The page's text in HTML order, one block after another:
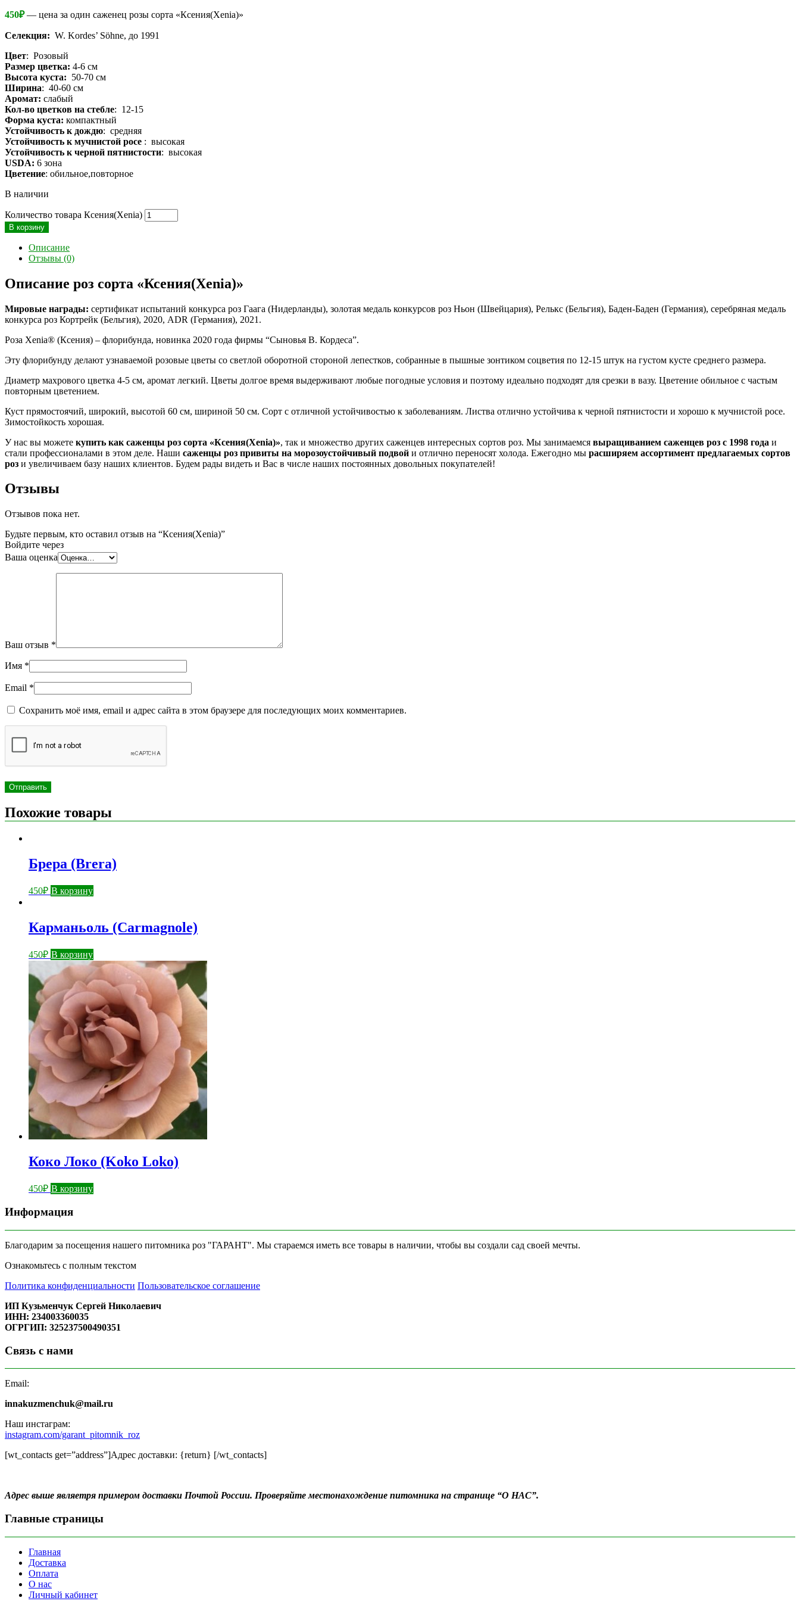
450₽— цена за один саженец розы сорта «Ксения(Xenia)»
Селекция: W. Kordes’ Söhne, до 1991
Цвет: Розовый
Размер цветка: 4-6 см
Высота куста: 50-70 см
Ширина: 40-60 см
Аромат: слабый
Кол-во цветков на стебле: 12-15
Форма куста: компактный
Устойчивость к дождю: средняя
Устойчивость к мучнистой росе : высокая
Устойчивость к черной пятнистости: высокая
USDA: 6 зона
Цветение: обильное,повторное
В наличии
Количество товара Ксения(Xenia)
В корзину
Описание
Отзывы (0)
Описание роз сорта «Ксения(Xenia)»
Мировые награды: сертификат испытаний конкурса роз Гаага (Нидерланды), золотая медаль конкурсов роз Ньон (Швейцария), Релькс (Бельгия), Баден-Баден (Германия), серебряная медаль
конкурса роз Кортрейк (Бельгия), 2020, ADR (Германия), 2021.
Роза Xenia® (Ксения) – флорибунда, новинка 2020 года фирмы “Сыновья В. Кордеса”.
Эту флорибунду делают узнаваемой розовые цветы со светлой оборотной стороной лепестков, собранные в пышные зонтиком соцветия по 12-15 штук на густом кусте среднего размера.
Диаметр махрового цветка 4-5 см, аромат легкий. Цветы долгое время выдерживают любые погодные условия и поэтому идеально подходят для срезки в вазу. Цветение обильное с частым
повторным цветением.
Куст прямостоячий, широкий, высотой 60 см, шириной 50 см. Сорт с отличной устойчивостью к заболеваниям. Листва отлично устойчива к черной пятнистости и хорошо к мучнистой росе.
Зимостойкость хорошая.
У нас вы можете купить как саженцы роз сорта «Ксения(Xenia)», так и множество других саженцев интересных сортов роз. Мы занимаемся выращиванием саженцев роз с 1998 года и
стали профессионалами в этом деле. Наши саженцы роз привиты на морозоустойчивый подвой и отлично переносят холода. Ежегодно мы расширяем ассортимент предлагаемых сортов
роз и увеличиваем базу наших клиентов. Будем рады видеть и Вас в числе наших постоянных довольных покупателей!
Отзывы
Отзывов пока нет.
Будьте первым, кто оставил отзыв на “Ксения(Xenia)”
Войдите через
Ваша оценка
Ваш отзыв *
Имя *
Email *
Сохранить моё имя, email и адрес сайта в этом браузере для последующих моих комментариев.
Похожие товары
Брера (Brera)
450₽ В корзину
Карманьоль (Carmagnole)
450₽ В корзину
Коко Локо (Koko Loko)
450₽ В корзину
Информация
Благодарим за посещения нашего питомника роз "ГАРАНТ". Мы стараемся иметь все товары в наличии, чтобы вы создали сад своей мечты.
Ознакомьтесь с полным текстом
Политика конфиденциальности Пользовательское соглашение
ИП Кузьменчук Сергей Николаевич
ИНН: 234003360035
ОГРГИП: 325237500490351
Связь с нами
Email:
innakuzmenchuk@mail.ru
Наш инстаграм:
instagram.com/garant_pitomnik_roz
[wt_contacts get=”address”]Адрес доставки: {return} [/wt_contacts]
Адрес выше являетря примером доставки Почтой России. Проверяйте местонахождение питомника на странице “О НАС”.
Главные страницы
Главная
Доставка
Оплата
О нас
Личный кабинет